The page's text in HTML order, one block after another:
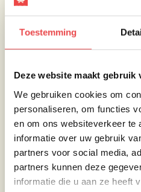
Toestemming
Deze website maakt gebruik
We gebruiken cookies om
personaliseren, om functies
en om ons websiteverkeer te
informatie over uw gebruik
partners voor social media,
partners kunnen deze
informatie die u aan ze heeft
Daarna kun je volop
Let goed op: zorg
fase. Je wil namelijk
suikers in de